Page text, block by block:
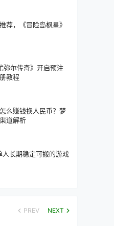
荐，《冒险岛枫星》
弥尔传奇》开启预注
教程
么赚钱换人民币？梦
道解析
长期稳定可搬的游戏
PREV NEXT